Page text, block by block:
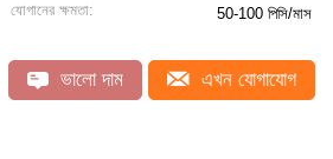
যোগানের ক্ষমতা: 50-100 পিসি/মাস
ভালো দাম এখন যোগাযোগ